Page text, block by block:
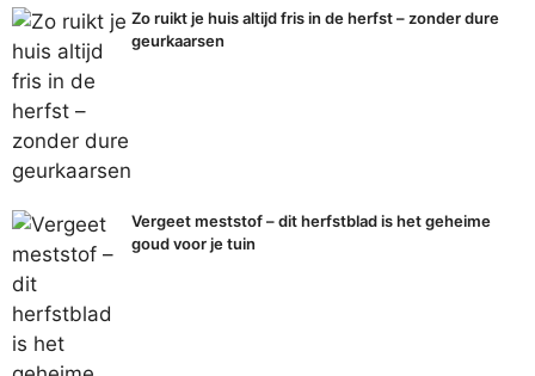
Zo ruikt je huis altijd fris in de herfst – zonder dure
geurkaarsen
Vergeet meststof – dit herfstblad is het geheime
goud voor je tuin